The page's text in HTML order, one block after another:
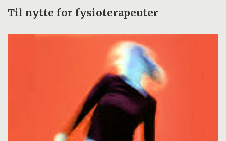
Til nytte for fysioterapeuter